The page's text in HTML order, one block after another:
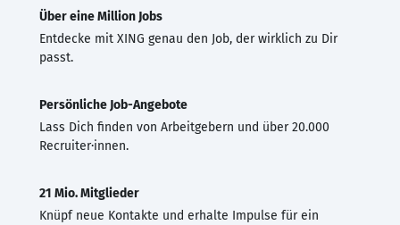
Über eine Million Jobs
Entdecke mit XING genau den Job, der wirklich zu Dir
passt.
Persönliche Job-Angebote
Lass Dich finden von Arbeitgebern und über 20.000
Recruiter·innen.
21 Mio. Mitglieder
Knüpf neue Kontakte und erhalte Impulse für ein